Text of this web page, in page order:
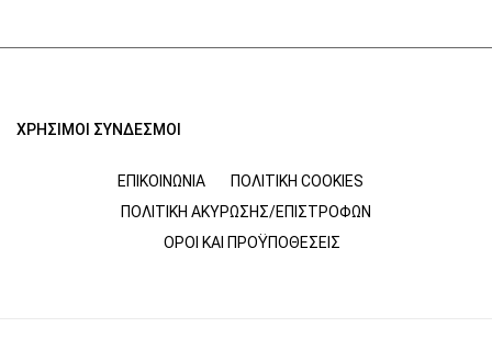
ΧΡΗΣΙΜΟΙ ΣΥΝΔΕΣΜΟΙ
ΕΠΙΚΟΙΝΩΝΊΑ
ΠΟΛΙΤΙΚΉ COOKIES
ΠΟΛΙΤΙΚΉ ΑΚΎΡΩΣΗΣ/ΕΠΙΣΤΡΟΦΏΝ
ΌΡΟΙ ΚΑΙ ΠΡΟΫΠΟΘΈΣΕΙΣ